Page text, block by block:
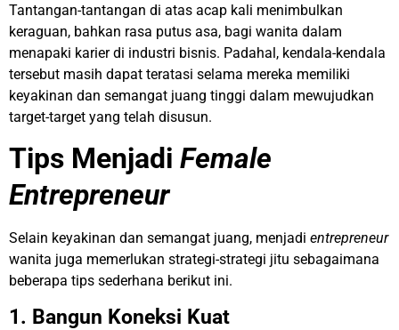
Tantangan-tantangan di atas acap kali menimbulkan
keraguan, bahkan rasa putus asa, bagi wanita dalam
menapaki karier di industri bisnis. Padahal, kendala-kendala
tersebut masih dapat teratasi selama mereka memiliki
keyakinan dan semangat juang tinggi dalam mewujudkan
target-target yang telah disusun.
Tips Menjadi Female
Entrepreneur
Selain keyakinan dan semangat juang, menjadi entrepreneur
wanita juga memerlukan strategi-strategi jitu sebagaimana
beberapa tips sederhana berikut ini.
1. Bangun Koneksi Kuat